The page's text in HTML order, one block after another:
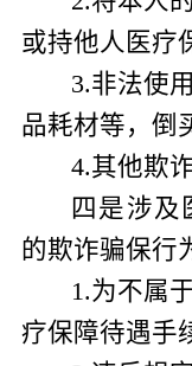
或持他人医疗
3.非法使
品耗材等，倒
4.其他欺
四是涉及
的欺诈骗保行
1.为不属
疗保障待遇手